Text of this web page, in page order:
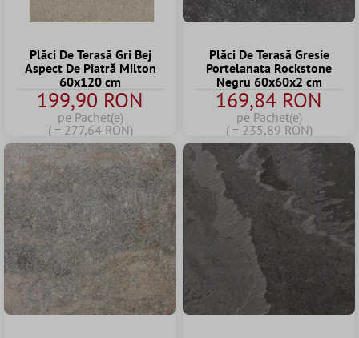
Plăci De Terasă Gri Bej
Aspect De Piatră Milton
60x120 cm
199,90 RON
pe Pachet(e)
( = 277,64 RON)
Plăci De Terasă Gresie
Portelanata Rockstone
Negru 60x60x2 cm
169,84 RON
pe Pachet(e)
( = 235,89 RON)